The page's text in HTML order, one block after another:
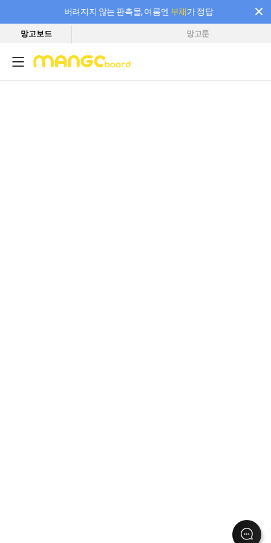
버려지지 않는 판촉물, 여름엔 부채가 정답
필요한 만큼 충전하고 끊김 없이 작업하세요! 새로워진 AI 부스터 요금제
망고보드 망고툰